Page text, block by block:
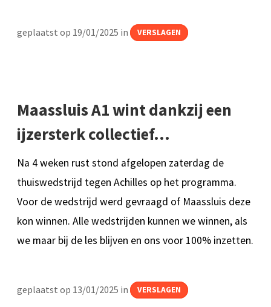
geplaatst op 19/01/2025 in VERSLAGEN
Maassluis A1 wint dankzij een
ijzersterk collectief…
Na 4 weken rust stond afgelopen zaterdag de
thuiswedstrijd tegen Achilles op het programma.
Voor de wedstrijd werd gevraagd of Maassluis deze
kon winnen. Alle wedstrijden kunnen we winnen, als
we maar bij de les blijven en ons voor 100% inzetten.
geplaatst op 13/01/2025 in VERSLAGEN